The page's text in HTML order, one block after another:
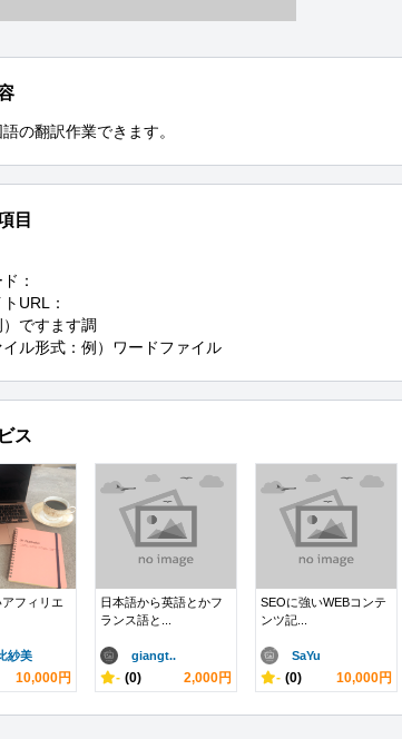
の翻訳作業できます。
目
：
URL：
）ですます調
イル形式：例）ワードファイル
ス
フィリエ
紗美
10,000円
日本語から英語とかフ
ランス語と...
giangt..
- (0) 2,000円
SEOに強いWEBコンテ
ンツ記...
SaYu
- (0) 10,000円